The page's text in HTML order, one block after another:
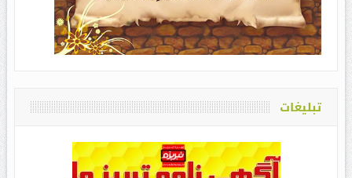
تبلیغات